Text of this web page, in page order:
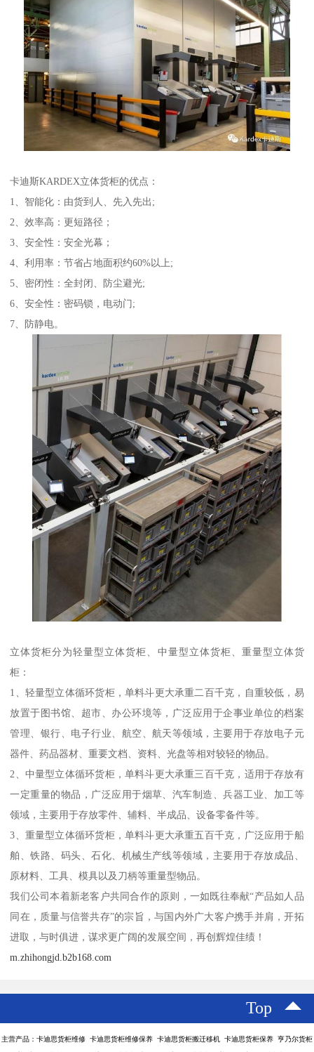
卡迪斯KARDEX立体货柜的优点：
1、智能化：由货到人、先入先出;
2、效率高：更短路径；
3、安全性：安全光幕；
4、利用率：节省占地面积约60%以上;
5、密闭性：全封闭、防尘避光;
6、安全性：密码锁，电动门;
7、防静电。
立体货柜分为轻量型立体货柜、中量型立体货柜、重量型立体货
柜：
1、轻量型立体循环货柜，单料斗更大承重二百千克，自重较低，易
放置于图书馆、超市、办公环境等，广泛应用于企事业单位的档案
管理、银行、电子行业、航空、航天等领域，主要用于存放电子元
器件、药品器材、重要文档、资料、光盘等相对较轻的物品。
2、中量型立体循环货柜，单料斗更大承重三百千克，适用于存放有
一定重量的物品，广泛应用于烟草、汽车制造、兵器工业、加工等
领域，主要用于存放零件、辅料、半成品、设备零备件等。
3、重量型立体循环货柜，单料斗更大承重五百千克，广泛应用于船
舶、铁路、码头、石化、机械生产线等领域，主要用于存放成品、
原材料、工具、模具以及刀柄等重量型物品。
我们公司本着新老客户共同合作的原则，一如既往奉献“产品如人品
同在，质量与信誉共存”的宗旨，与国内外广大客户携手并肩，开拓
进取，与时俱进，谋求更广阔的发展空间，再创辉煌佳绩！
m.zhihongjd.b2b168.com
Top
主营产品：卡迪思货柜维修 卡迪思货柜维修保养 卡迪思货柜搬迁移机 卡迪思货柜保养 亨乃尔货柜